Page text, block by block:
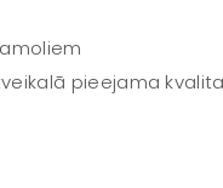
pieejama